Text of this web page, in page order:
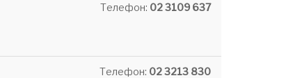
Телефон: 02 3109 637
Телефон: 02 3213 830